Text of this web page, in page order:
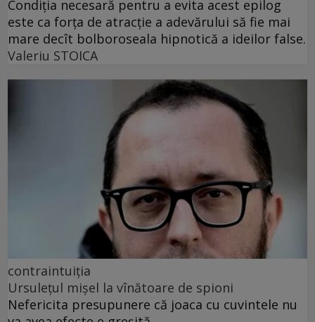
Condiția necesară pentru a evita acest epilog
este ca forța de atracție a adevărului să fie mai
mare decît bolboroseala hipnotică a ideilor false.
Valeriu STOICA
contraintuiția
Ursulețul mișel la vînătoare de spioni
Nefericita presupunere că joaca cu cuvintele nu